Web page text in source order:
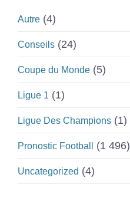
Autre (4)
Conseils (24)
Coupe du Monde (5)
Ligue 1 (1)
Ligue Des Champions (1)
Pronostic Football (1 496)
Uncategorized (4)